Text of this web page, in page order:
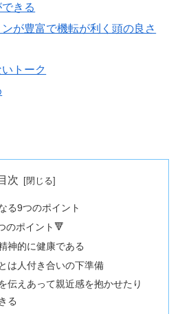
きる
が豊富で機転が利く頭の良さ
トーク
次
る9つのポイント
のポイント🔻
神的に健康である
は人付き合いの下準備
伝えあって親近感を抱かせたり
る